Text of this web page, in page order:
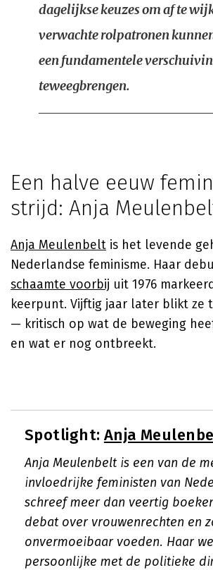
dagelijkse keuzes om af te
verwachte rolpatronen
een fundamentele
teweegbrengen.
Een halve eeuw
strijd: Anja
Anja Meulenbelt is het levende
Nederlandse feminisme. Haar
schaamte voorbij uit 1976
keerpunt. Vijftig jaar later blikt ze
— kritisch op wat de beweging
en wat er nog ontbreekt.
Spotlight: Anja
Anja Meulenbelt is een van de
invloedrijke feministen van
schreef meer dan veertig
debat over vrouwenrechten en
onvermoeibaar voeden. Haar
persoonlijke met de politieke